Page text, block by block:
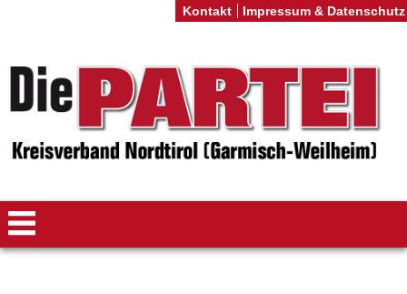
Kontakt Impressum & Datenschutz